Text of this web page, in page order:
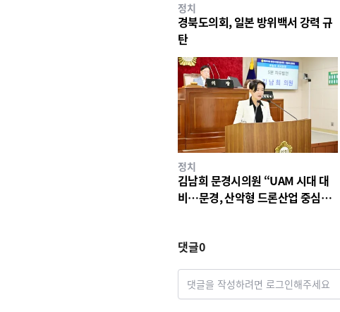
정치
경북도의회, 일본 방위백서 강력 규
탄
정치
김남희 문경시의원 “UAM 시대 대
비…문경, 산악형 드론산업 중심도
댓글0
댓글을 작성하려면 로그인해주세요